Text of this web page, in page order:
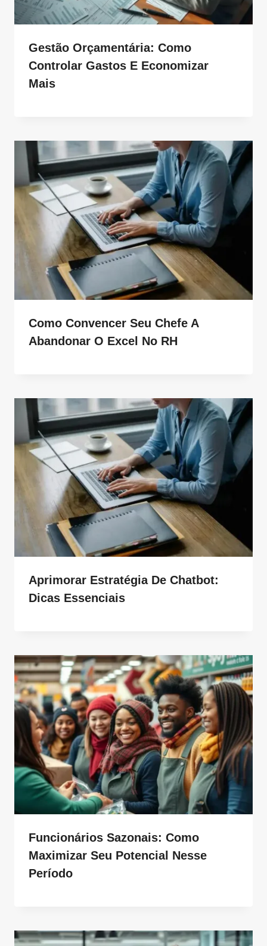
Gestão Orçamentária: Como
Controlar Gastos E Economizar
Mais
Como Convencer Seu Chefe A
Abandonar O Excel No RH
Aprimorar Estratégia De Chatbot:
Dicas Essenciais
Funcionários Sazonais: Como
Maximizar Seu Potencial Nesse
Período